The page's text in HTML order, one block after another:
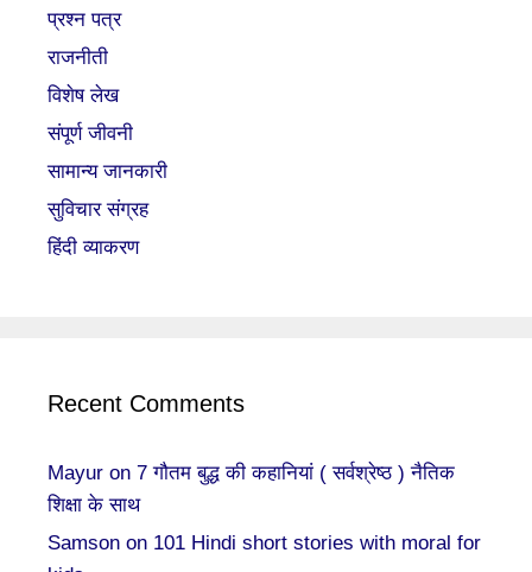
प्रश्न पत्र
राजनीती
विशेष लेख
संपूर्ण जीवनी
सामान्य जानकारी
सुविचार संग्रह
हिंदी व्याकरण
Recent Comments
Mayur on 7 गौतम बुद्ध की कहानियां ( सर्वश्रेष्ठ ) नैतिक
शिक्षा के साथ
Samson on 101 Hindi short stories with moral for